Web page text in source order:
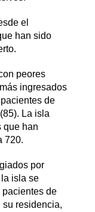
el
han sido
peores
ingresados
de
La isla
que han
720.
por
isla se
pacientes de
residencia,